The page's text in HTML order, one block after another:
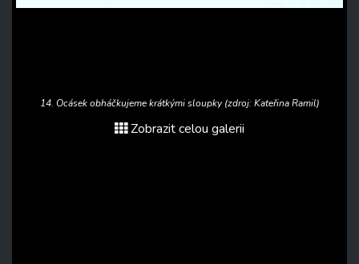
14. Ocásek obháčkujeme krátkými sloupky (zdroj: Kateřina Ramil)
Zobrazit celou galerii